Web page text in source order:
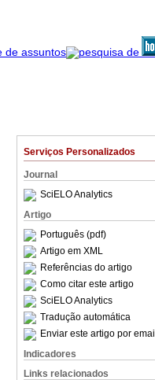
Serviços Personalizados
Journal
SciELO Analytics
Artigo
Português (pdf)
Artigo em XML
Referências do artigo
Como citar este artigo
SciELO Analytics
Tradução automática
Enviar este artigo por email
Indicadores
Links relacionados